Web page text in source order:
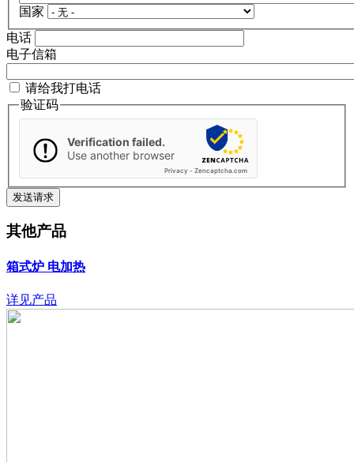
国家
电话
电子信箱
请给我打电话
验证码
Verification failed.
Use another browser
Privacy - Zencaptcha.com
其他产品
箱式炉 电加热
详见产品